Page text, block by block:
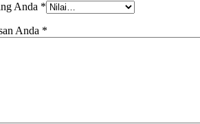
Anda *
Anda *